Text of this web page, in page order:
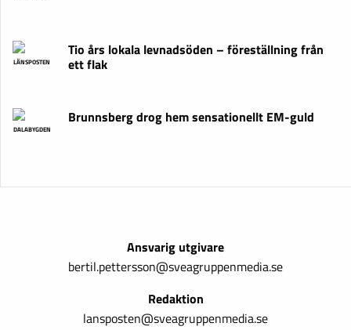
LÄNSPOSTEN
Tio års lokala levnadsöden – föreställning från
ett flak
DALABYGDEN
Brunnsberg drog hem sensationellt EM-guld
Ansvarig utgivare
bertil.pettersson@sveagruppenmedia.se
Redaktion
lansposten@sveagruppenmedia.se